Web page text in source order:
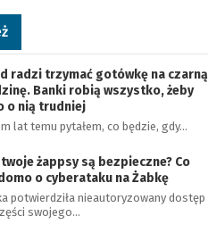
radzi trzymać gotówkę na czarną
Banki robią wszystko, żeby
o nią trudniej
lat temu pytałem, co będzie, gdy…
twoje żappsy są bezpieczne? Co
o cyberataku na Żabkę
potwierdziła nieautoryzowany dostęp
swojego…